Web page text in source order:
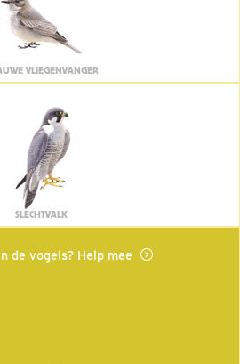
VLIEGENVANGER
SLECHTVALK
de vogels? Help mee